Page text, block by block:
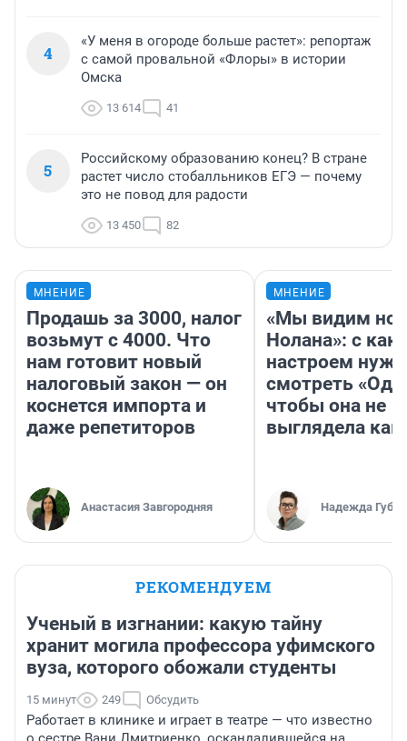
4
«У меня в огороде больше растет»: репортаж
с самой провальной «Флоры» в истории
Омска
13 614 41
5
Российскому образованию конец? В стране
растет число стобалльников ЕГЭ — почему
это не повод для радости
13 450 82
МНЕНИЕ
Продашь за 3000, налог
возьмут с 4000. Что
нам готовит новый
налоговый закон — он
коснется импорта и
даже репетиторов
Анастасия Завгородняя
МНЕНИЕ
«Мы видим
Нолана»: с
настроем
смотреть
чтобы она не
выглядела как
Надежда
РЕКОМЕНДУЕМ
Ученый в изгнании: какую тайну
хранит могила профессора уфимского
вуза, которого обожали студенты
15 минут 249 Обсудить
Работает в клинике и играет в театре — что известно